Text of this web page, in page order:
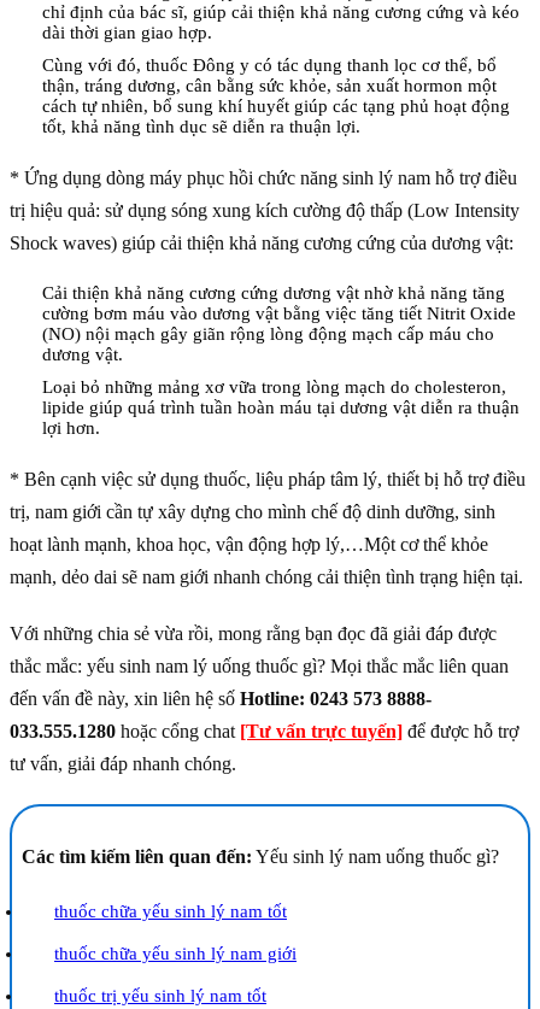
chỉ định của bác sĩ, giúp cải thiện khả năng cương cứng và kéo
dài thời gian giao hợp.
Cùng với đó, thuốc Đông y có tác dụng thanh lọc cơ thể, bổ
thận, tráng dương, cân bằng sức khỏe, sản xuất hormon một
cách tự nhiên, bổ sung khí huyết giúp các tạng phủ hoạt động
tốt, khả năng tình dục sẽ diễn ra thuận lợi.
* Ứng dụng dòng máy phục hồi chức năng sinh lý nam hỗ trợ điều
trị hiệu quả: sử dụng sóng xung kích cường độ thấp (Low Intensity
Shock waves) giúp cải thiện khả năng cương cứng của dương vật:
Cải thiện khả năng cương cứng dương vật nhờ khả năng tăng
cường bơm máu vào dương vật bằng việc tăng tiết Nitrit Oxide
(NO) nội mạch gây giãn rộng lòng động mạch cấp máu cho
dương vật.
Loại bỏ những mảng xơ vữa trong lòng mạch do cholesteron,
lipide giúp quá trình tuần hoàn máu tại dương vật diễn ra thuận
lợi hơn.
* Bên cạnh việc sử dụng thuốc, liệu pháp tâm lý, thiết bị hỗ trợ điều
trị, nam giới cần tự xây dựng cho mình chế độ dinh dưỡng, sinh
hoạt lành mạnh, khoa học, vận động hợp lý,…Một cơ thể khỏe
mạnh, dẻo dai sẽ nam giới nhanh chóng cải thiện tình trạng hiện tại.
Với những chia sẻ vừa rồi, mong rằng bạn đọc đã giải đáp được
thắc mắc: yếu sinh nam lý uống thuốc gì? Mọi thắc mắc liên quan
đến vấn đề này, xin liên hệ số Hotline: 0243 573 8888-
033.555.1280 hoặc cổng chat [Tư vấn trực tuyến] để được hỗ trợ
tư vấn, giải đáp nhanh chóng.
Các tìm kiếm liên quan đến: Yếu sinh lý nam uống thuốc gì?
thuốc chữa yếu sinh lý nam tốt
thuốc chữa yếu sinh lý nam giới
thuốc trị yếu sinh lý nam tốt